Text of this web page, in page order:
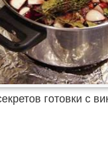
готовки с